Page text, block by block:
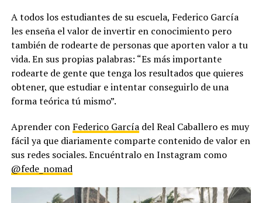
A todos los estudiantes de su escuela, Federico García
les enseña el valor de invertir en conocimiento pero
también de rodearte de personas que aporten valor a tu
vida. En sus propias palabras: “Es más importante
rodearte de gente que tenga los resultados que quieres
obtener, que estudiar e intentar conseguirlo de una
forma teórica tú mismo”.
Aprender con Federico Garcíadel Real Caballero es muy
fácil ya que diariamente comparte contenido de valor en
sus redes sociales. Encuéntralo en Instagram como
@fede_nomad